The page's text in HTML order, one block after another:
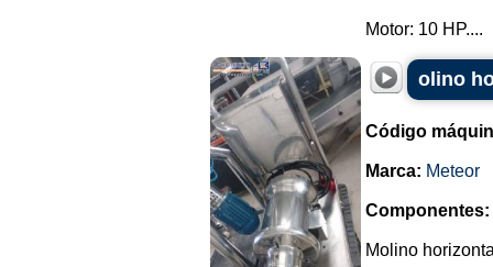
Motor: 10 HP....
olino
Código
Marca: Meteor
Componentes:
Molino